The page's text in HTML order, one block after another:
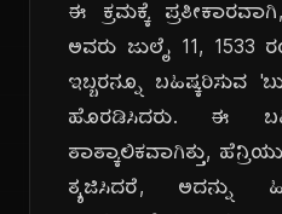
ಈ ಕ್ರಮಕ್ಕೆ
ಅವರು ಜುಲೈ 11, 1533
ಇಬ್ಬರನ್ನೂ ಬಹಿಷ್ಕರಿಸುವ
ಹೊರಡಿಸಿದರು. ಈ
ತಾತ್ಕಾಲಿಕವಾಗಿತ್ತು,
ತ್ಯಜಿಸಿದರೆ, ಅದನ್ನು